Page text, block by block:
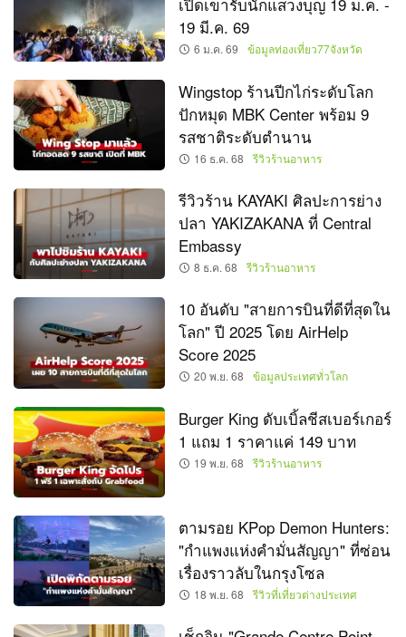
19 มี.ค. 69
6 ม.ค. 69 ข้อมูลท่องเที่ยว77จังหวัด
Wingstop ร้านปีกไก่ระดับโลก
ปักหมุด MBK Center พร้อม 9
รสชาติระดับตำนาน
16 ธ.ค. 68 รีวิวร้านอาหาร
รีวิวร้าน KAYAKI ศิลปะการย่าง
ปลา YAKIZAKANA ที่ Central
Embassy
8 ธ.ค. 68 รีวิวร้านอาหาร
10 อันดับ "สายการบินที่ดีที่สุดใน
โลก" ปี 2025 โดย AirHelp
Score 2025
20 พ.ย. 68 ข้อมูลประเทศทั่วโลก
Burger King ดับเบิ้ลชีสเบอร์เกอร์
1 แถม 1 ราคาแค่ 149 บาท
19 พ.ย. 68 รีวิวร้านอาหาร
ตามรอย KPop Demon Hunters:
"กำแพงแห่งคำมั่นสัญญา" ที่ซ่อน
เรื่องราวลับในกรุงโซล
18 พ.ย. 68 รีวิวที่เที่ยวต่างประเทศ